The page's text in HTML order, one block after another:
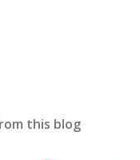
this blog